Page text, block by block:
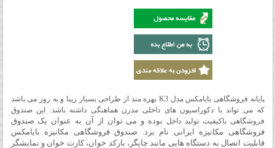
پایانه فروشگاهی بایامکس مدل K3 بهره مند از طراحی بسیار زیبا و به روز می باشد
که می تواند با دکوراسیون های داخلی مدرن هماهنگی داشته باشد. این صندوق
فروشگاهی باکیفیت تولید داخل بوده و می توان از آن به عنوان یک صندوق
فروشگاهی مکانیزه ایرانی نام برد. صندوق فروشگاهی مکانیزه بایامکس
قابلیت اتصال به دستگاه هایی مانند چاپگر، بارکد خوان، کارت خوان و نمایشگر